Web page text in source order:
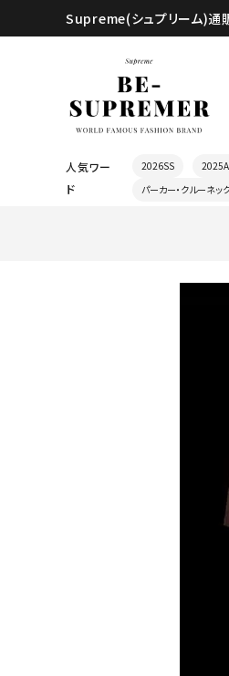
Supreme(シュプリーム)
人気ワー
ド
2026SS
パーカー・クルーネッ